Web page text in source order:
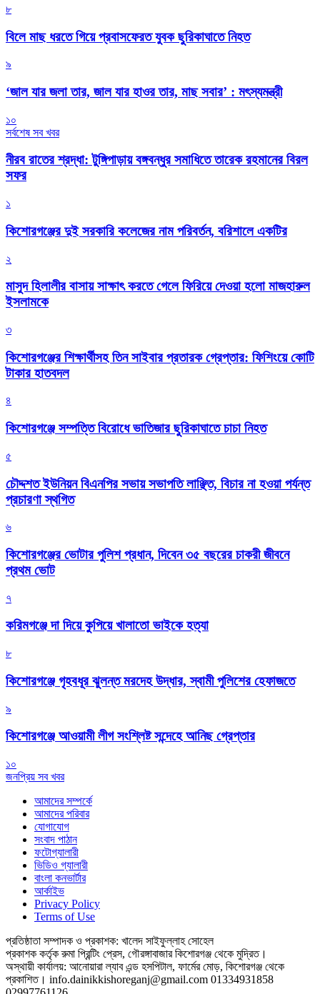
৮
বিলে মাছ ধরতে গিয়ে প্রবাসফেরত যুবক ছুরিকাঘাতে নিহত
৯
‘জাল যার জলা তার, জাল যার হাওর তার, মাছ সবার’ : মৎস্যমন্ত্রী
১০
সর্বশেষ সব খবর
নীরব রাতের শ্রদ্ধা: টুঙ্গিপাড়ায় বঙ্গবন্ধুর সমাধিতে তারেক রহমানের বিরল
সফর
১
কিশোরগঞ্জের দুই সরকারি কলেজের নাম পরিবর্তন, বরিশালে একটির
২
মাসুদ হিলালীর বাসায় সাক্ষাৎ করতে গেলে ফিরিয়ে দেওয়া হলো মাজহারুল
ইসলামকে
৩
কিশোরগঞ্জের শিক্ষার্থীসহ তিন সাইবার প্রতারক গ্রেপ্তার: ফিশিংয়ে কোটি
টাকার হাতবদল
৪
কিশোরগঞ্জে সম্পত্তি বিরোধে ভাতিজার ছুরিকাঘাতে চাচা নিহত
৫
চৌদ্দশত ইউনিয়ন বিএনপির সভায় সভাপতি লাঞ্ছিত, বিচার না হওয়া পর্যন্ত
প্রচারণা স্থগিত
৬
কিশোরগঞ্জের ভোটার পুলিশ প্রধান, দিবেন ৩৫ বছরের চাকরী জীবনে
প্রথম ভোট
৭
করিমগঞ্জে দা দিয়ে কুপিয়ে খালাতো ভাইকে হত্যা
৮
কিশোরগঞ্জে গৃহবধূর ঝুলন্ত মরদেহ উদ্ধার, স্বামী পুলিশের হেফাজতে
৯
কিশোরগঞ্জে আওয়ামী লীগ সংশ্লিষ্ট সন্দেহে আনিছ গ্রেপ্তার
১০
জনপ্রিয় সব খবর
আমাদের সম্পর্কে
আমাদের পরিবার
যোগাযোগ
সংবাদ পাঠান
ফটোগ্যালারী
ভিডিও গ্যালারী
বাংলা কনভার্টার
আর্কাইভ
Privacy Policy
Terms of Use
প্রতিষ্ঠাতা সম্পাদক ও প্রকাশক: খালেদ সাইফুল্লাহ সোহেল
প্রকাশক কর্তৃক রুমা প্রিন্টিং প্রেস, গৌরঙ্গাবাজার কিশোরগঞ্জ থেকে মুদ্রিত।
অস্থায়ী কার্যালয়: আনোয়ারা ল্যাব এন্ড হসপিটাল, ফার্মের মোড়, কিশোরগঞ্জ থেকে
প্রকাশিত। info.dainikkishoreganj@gmail.com 01334931858